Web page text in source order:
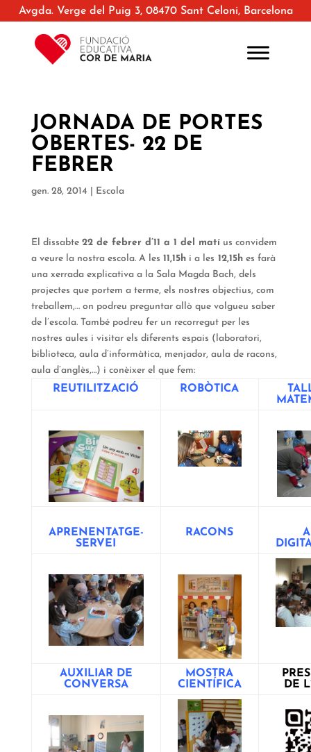
Avgda. Verge del Puig 3, 08470 Sant Celoni, Barcelona
JORNADA DE PORTES
OBERTES- 22 DE
FEBRER
gen. 28, 2014 Escola
El dissabte 22 de febrer d’11 a 1 del matíus convidem
a veure la nostra escola. A les 11,15hi a les 12,15hes farà
una xerrada explicativa a la Sala Magda Bach, dels
projectes que portem a terme, els nostres objectius, com
treballem,… on podreu preguntar allò que volgueu saber
de l’escola. També podreu fer un recorregut per les
nostres aules i visitar els diferents espais (laboratori,
biblioteca, aula d’informàtica, menjador, aula de racons,
aula d’anglès,…) i conèixer el que fem:
REUTILITZACIÓ ROBÒTICA
APRENENTATGE-
SERVEI
RACONS
AUXILIAR DE
CONVERSA
MOSTRA
CIENTÍFICA
DE